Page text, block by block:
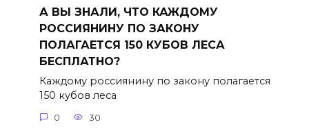
А ВЫ ЗНАЛИ, ЧТО КАЖДОМУ
РОССИЯНИНУ ПО ЗАКОНУ
ПОЛАГАЕТСЯ 150 КУБОВ ЛЕСА
БЕСПЛАТНО?
Каждому россиянину по закону полагается
150 кубов леса
0 30